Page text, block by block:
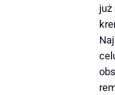
już